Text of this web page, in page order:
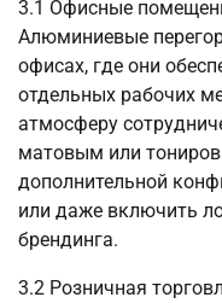
3.1 Офисные
Алюминиевые
офисах, где они
отдельных рабочих
атмосферу
матовым или
дополнительной
или даже включить
брендинга.
3.2 Розничная